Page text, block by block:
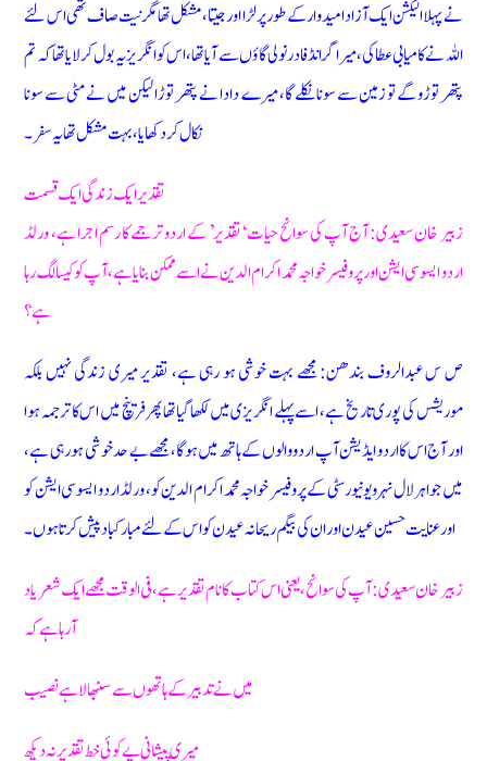
نے پہلا الیکشن ایک آزاد امیدوار کے طور پر لڑا اور جیتا، مشکل تھا مگر نیت صاف تھی اس لئے
اللہ نے کامیابی عطا کی، میرا گرانڈ فادر نولی گاؤں سے آیا تھا، اس کو انگریز یہ بول کر لایا تھا کہ تم
پتھر توڑو گے تو زمین سے سونا نکلے گا، میرے دادا نے پتھر توڑا لیکن میں نے مٹی سے سونا
نکال کر دکھایا، بہت مشکل تھا یہ سفر۔
تقدیر ایک زندگی ایک قسمت
زبیر خان سعیدی: آج آپ کی سوانح حیات ‘تقدیر’ کے اردو ترجمے کا رسم اجرا ہے، ورلڈ
اردو ایسوسی ایشن اور پروفیسر خواجہ محمد اکرام الدین نے اسے ممکن بنایا ہے، آپ کو کیسا لگ رہا
ہے؟
ص س عبدالروف بندھن: مجھے بہت خوشی ہو رہی ہے، تقدیر میری زندگی نہیں بلکہ
موریشس کی پوری تاریخ ہے، اسے پہلے انگریزی میں لکھا گیا تھا پھر فرینچ میں اس کا ترجمہ ہوا
اور آج اس کا اردو ایڈیشن آپ اردو والوں کے ہاتھ میں ہوگا، مجھے بے حد خوشی ہو رہی ہے،
میں جواہر لال نہرو یونیورسٹی کے پروفیسر خواجہ محمد اکرام الدین کو، ورلڈ اردو ایسوسی ایشن کو
اور عنایت حسین عیدن اور ان کی بیگم ریحانہ عیدن کو اس کے لئے مبارکباد پیش کرتا ہوں۔
زبیر خان سعیدی: آپ کی سوانح، یعنی اس کتاب کا نام تقدیر ہے، فی الوقت مجھے ایک شعر یاد
آرہا ہے کہ
میں نے تدبیر کے ہاتھوں سے سنبھالا ہے نصیب
میری پیشانی پے کوئی خط تقدیر نہ دیکھ